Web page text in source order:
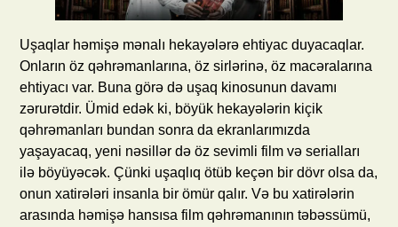
Uşaqlar həmişə mənalı hekayələrə ehtiyac duyacaqlar.
Onların öz qəhrəmanlarına, öz sirlərinə, öz macəralarına
ehtiyacı var. Buna görə də uşaq kinosunun davamı
zərurətdir. Ümid edək ki, böyük hekayələrin kiçik
qəhrəmanları bundan sonra da ekranlarımızda
yaşayacaq, yeni nəsillər də öz sevimli film və serialları
ilə böyüyəcək. Çünki uşaqlıq ötüb keçən bir dövr olsa da,
onun xatirələri insanla bir ömür qalır. Və bu xatirələrin
arasında həmişə hansısa film qəhrəmanının təbəssümü,